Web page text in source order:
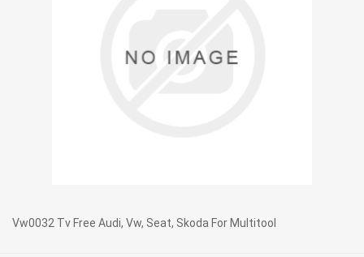
Vw0032 Tv Free Audi, Vw, Seat, Skoda For Multitool